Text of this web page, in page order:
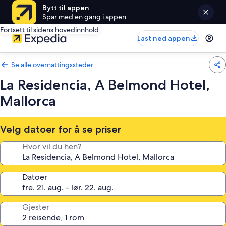
Bytt til appen
Spar med en gang i appen
Fortsett til sidens hovedinnhold
Last ned appen
Se alle overnattingssteder
La Residencia, A Belmond Hotel,
Mallorca
Velg datoer for å se priser
Hvor vil du hen?
Datoer
Gjester